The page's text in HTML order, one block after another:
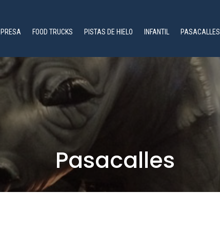
FOOD TRUCKS PISTAS DE HIELO INFANTIL PASACALLES
Pasacalles